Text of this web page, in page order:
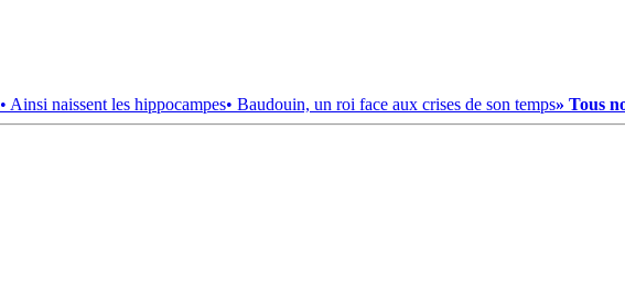
• Ainsi naissent les hippocampes• Baudouin, un roi face aux crises de son temps» Tous